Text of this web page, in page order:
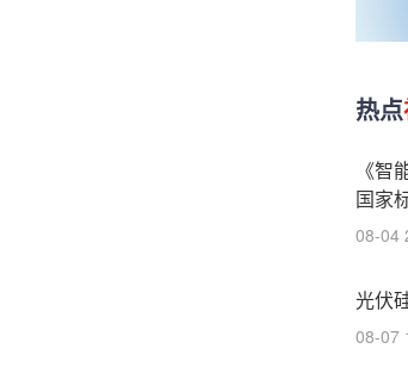
热点
《智
国家
08-04
光伏
08-07